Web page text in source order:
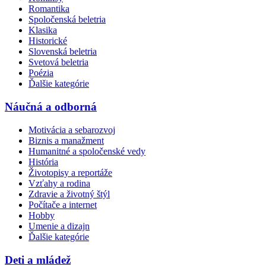
Romantika
Spoločenská beletria
Klasika
Historické
Slovenská beletria
Svetová beletria
Poézia
Ďalšie kategórie
Náučná a odborná
Motivácia a sebarozvoj
Biznis a manažment
Humanitné a spoločenské vedy
História
Životopisy a reportáže
Vzťahy a rodina
Zdravie a životný štýl
Počítače a internet
Hobby
Umenie a dizajn
Ďalšie kategórie
Deti a mládež